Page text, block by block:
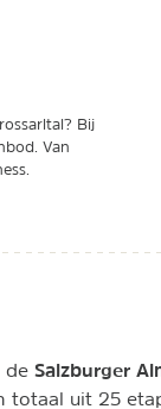
Bij
Van
de Salzburger
uit 25